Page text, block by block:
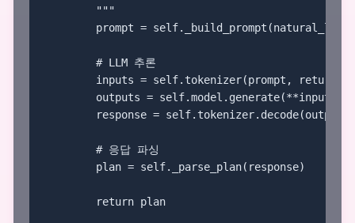
        """
prompt =
        # LLM 추론
inputs = self.tokenizer(prompt,
outputs = self.model.generate(**inputs,
response =
        # 응답 파싱
        plan = self._parse_plan(response)
        return plan